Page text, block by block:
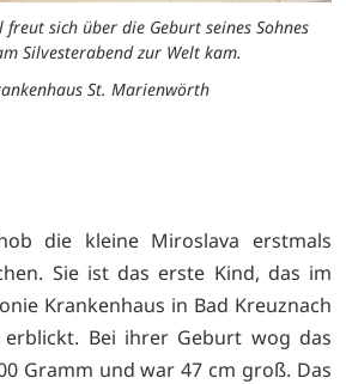
freut sich über die Geburt seines Sohnes
Silvesterabend zur Welt kam.
St. Marienwörth
die kleine Miroslava erstmals
Sie ist das erste Kind, das im
Krankenhaus in Bad Kreuznach
Bei ihrer Geburt wog das
Gramm und war 47 cm groß. Das